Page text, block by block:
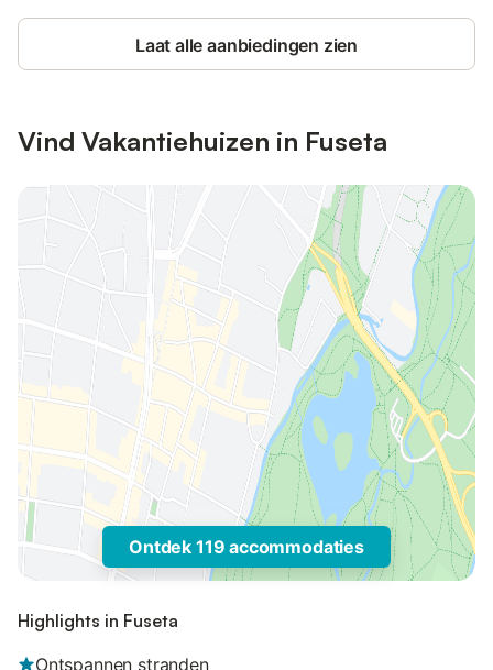
Laat alle aanbiedingen zien
Vind Vakantiehuizen in Fuseta
Ontdek 119 accommodaties
Highlights in Fuseta
Ontspannen stranden